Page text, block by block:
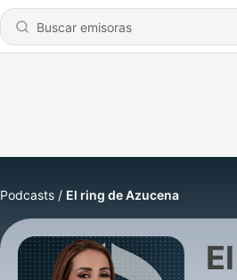
Podcasts El ring de Azucena